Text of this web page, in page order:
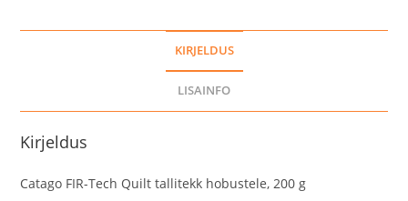
kogus
KIRJELDUS
LISAINFO
Kirjeldus
Catago FIR-Tech Quilt tallitekk hobustele, 200 g